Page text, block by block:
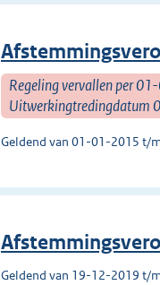
Regeling vervallen per
Geldend van 01-01-2015 t/
Geldend van 19-12-2019 t/